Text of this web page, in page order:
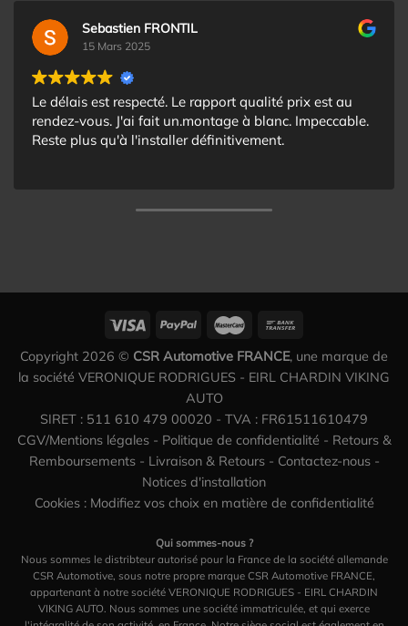
Sebastien FRONTIL
15 Mars 2025
Le délais est respecté. Le rapport qualité prix est au
rendez-vous. J'ai fait un.montage à blanc. Impeccable.
Reste plus qu'à l'installer définitivement.
Copyright 2026 © CSR Automotive FRANCE, une marque de
la société VERONIQUE RODRIGUES - EIRL CHARDIN VIKING
AUTO
SIRET : 511 610 479 00020 - TVA : FR61511610479
CGV/Mentions légales- Politique de confidentialité - Retours &
Remboursements- Livraison & Retours- Contactez-nous-
Notices d'installation
Cookies : Modifiez vos choix en matière de confidentialité
Qui sommes-nous ?
Nous sommes le distribteur autorisé pour la France de la société allemande
CSR Automotive, sous notre propre marque CSR Automotive FRANCE,
appartenant à notre société VERONIQUE RODRIGUES - EIRL CHARDIN
VIKING AUTO. Nous sommes une société immatriculée, et qui exerce